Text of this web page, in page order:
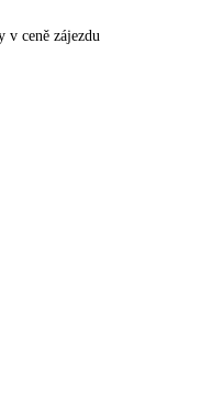
v ceně zájezdu